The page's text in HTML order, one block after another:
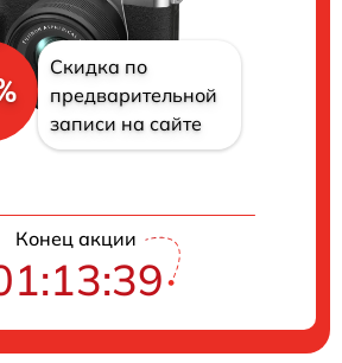
Скидка по
предварительной
записи на сайте
Конец акции